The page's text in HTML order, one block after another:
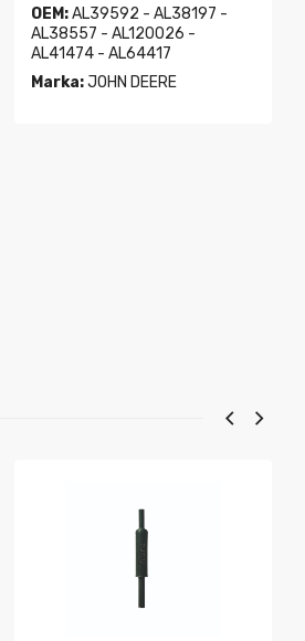
OEM:AL39592 - AL38197 -
AL38557 - AL120026 -
AL41474 - AL64417
Marka:JOHN DEERE